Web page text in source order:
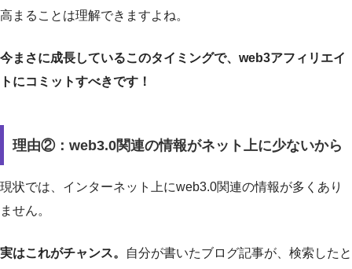
高まることは理解できますよね。
今まさに成長しているこのタイミングで、web3アフィリエイ
トにコミットすべきです！
理由②：web3.0関連の情報がネット上に少ないから
現状では、インターネット上にweb3.0関連の情報が多くあり
ません。
実はこれがチャンス。
自分が書いたブログ記事が、検索したと